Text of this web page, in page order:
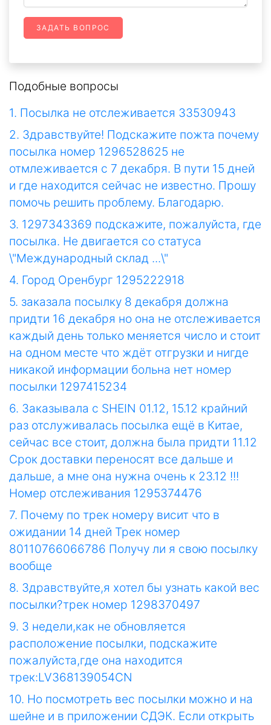
ЗАДАТЬ ВОПРОС
Подобные вопросы
1. Посылка не отслеживается 33530943
2. Здравствуйте! Подскажите пожта почему
посылка номер 1296528625 не
отмлеживается с 7 декабря. В пути 15 дней
и где находится сейчас не известно. Прошу
помочь решить проблему. Благодарю.
3. 1297343369 подскажите, пожалуйста, где
посылка. Не двигается со статуса
\"Международный склад ...\"
4. Город Оренбург 1295222918
5. заказала посылку 8 декабря должна
придти 16 декабря но она не отслеживается
каждый день только меняется число и стоит
на одном месте что ждёт отгрузки и нигде
никакой информации больна нет номер
посылки 1297415234
6. Заказывала с SHEIN 01.12, 15.12 крайний
раз отслуживалась посылка ещё в Китае,
сейчас все стоит, должна была придти 11.12
Срок доставки переносят все дальше и
дальше, а мне она нужна очень к 23.12 !!!
Номер отслеживания 1295374476
7. Почему по трек номеру висит что в
ожидании 14 дней Трек номер
80110766066786 Получу ли я свою посылку
вообще
8. Здравствуйте,я хотел бы узнать какой вес
посылки?трек номер 1298370497
9. 3 недели,как не обновляется
расположение посылки, подскажите
пожалуйста,где она находится
трек:LV368139054CN
10. Но посмотреть вес посылки можно и на
шейне и в приложении СДЭК. Если открыть